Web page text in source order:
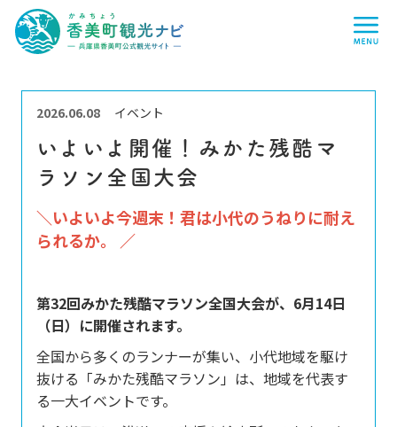
香
美
町
光
ナ
ビ
兵
庫
県
香
美
町
公
式
観
イ
ト
-
いよいよ開催！みかた残酷マ
ラソン全国大会
2026.06.08 イベント
＼いよいよ今週末！君は小代のうねりに耐え
られるか。 ／
第32回みかた残酷マラソン全国大会が、6月14日
（日）に開催されます。
全国から多くのランナーが集い、小代地域を駆け
抜ける「みかた残酷マラソン」は、地域を代表す
る一大イベントです。